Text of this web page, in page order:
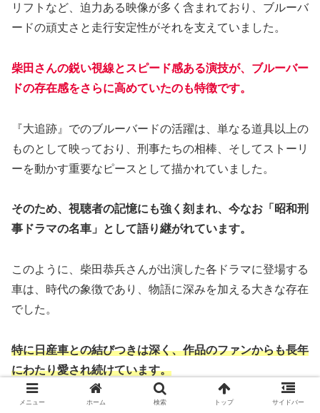
リフトなど、迫力ある映像が多く含まれており、ブルーバ
ードの頑丈さと走行安定性がそれを支えていました。
柴田さんの鋭い視線とスピード感ある演技が、ブルーバー
ドの存在感をさらに高めていたのも特徴です。
『大追跡』でのブルーバードの活躍は、単なる道具以上の
ものとして映っており、刑事たちの相棒、そしてストーリ
ーを動かす重要なピースとして描かれていました。
そのため、視聴者の記憶にも強く刻まれ、今なお「昭和刑
事ドラマの名車」として語り継がれています。
このように、柴田恭兵さんが出演した各ドラマに登場する
車は、時代の象徴であり、物語に深みを加える大きな存在
でした。
特に日産車との結びつきは深く、作品のファンからも長年
にわたり愛され続けています。
メニュー ホーム 検索 トップ サイドバー